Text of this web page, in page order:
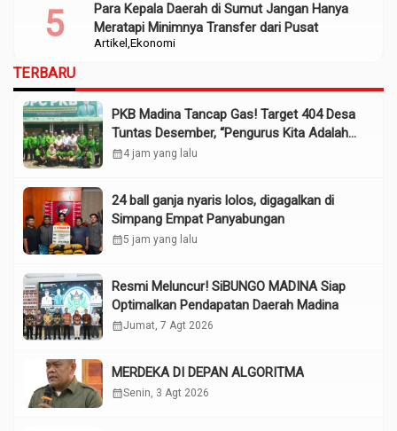
Artikel Ekonomi
Para Kepala Daerah di Sumut Jangan Hanya
Meratapi Minimnya Transfer dari Pusat
TERBARU
PKB Madina Tancap Gas! Target 404 Desa
Tuntas Desember, “Pengurus Kita Adalah
Tokoh”
calendar_month4 jam yang lalu
24 ball ganja nyaris lolos, digagalkan di
Simpang Empat Panyabungan
calendar_month5 jam yang lalu
Resmi Meluncur! SiBUNGO MADINA Siap
Optimalkan Pendapatan Daerah Madina
calendar_monthJumat, 7 Agt 2026
MERDEKA DI DEPAN ALGORITMA
calendar_monthSenin, 3 Agt 2026